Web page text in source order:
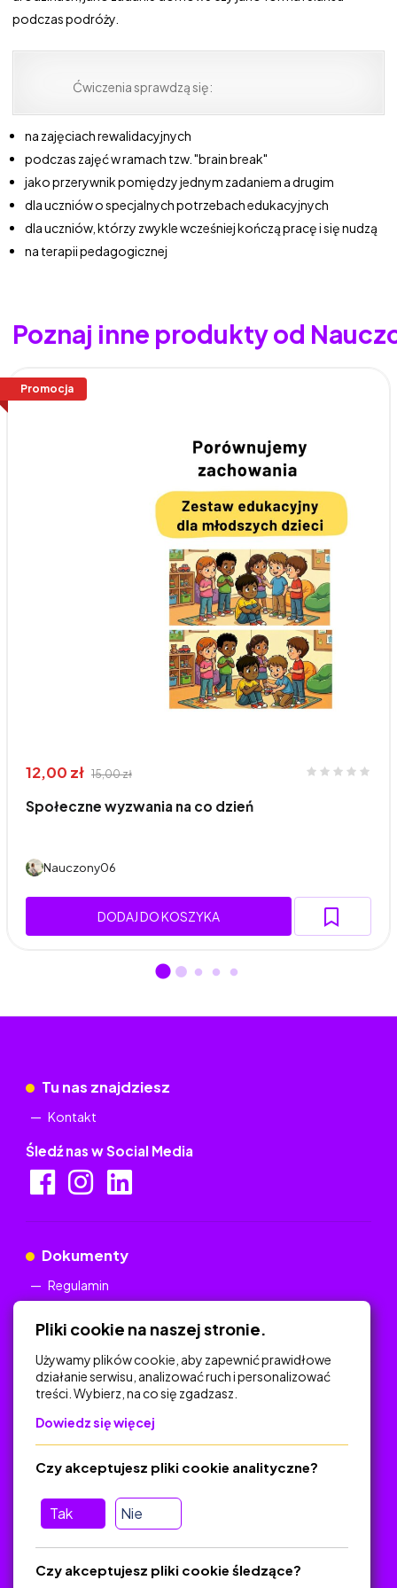
podczas podróży.
Ćwiczenia sprawdzą się:
na zajęciach rewalidacyjnych
podczas zajęć w ramach tzw. "brain break"
jako przerywnik pomiędzy jednym zadaniem a drugim
dla uczniów o specjalnych potrzebach edukacyjnych
dla uczniów, którzy zwykle wcześniej kończą pracę i się nudzą
na terapii pedagogicznej
Poznaj inne produkty od
Promocja
12,00 zł 15,00 zł
Społeczne wyzwania na co dzień
Nauczony06
DODAJ DO KOSZYKA
Tu nas znajdziesz
Kontakt
Śledź nas w Social Media
Dokumenty
Regulamin
Na skróty
Polityka Prywatności
Regulamin
O platformie
Baza materiałów dydaktycznych
Jak zostać autorem
FAQ
Pliki cookie na naszej stronie.
Używamy plików cookie, aby zapewnić prawidłowe
działanie serwisu, analizować ruch i personalizować
treści. Wybierz, na co się zgadzasz.
Dowiedz się więcej
Tak Nie
Czy akceptujesz pliki cookie analityczne?
Czy akceptujesz pliki cookie śledzące?